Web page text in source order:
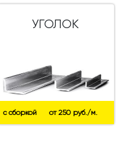
УГОЛОК
с сборкой от 250 руб./м.